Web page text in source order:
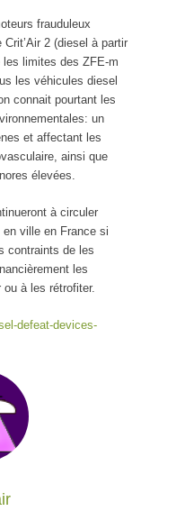
frauduleux
2 (diesel à partir
les limites des ZFE-m
les véhicules diesel
connait pourtant les
un
et affectant les
ainsi que
élevées.
à circuler
ville en France si
contraints de les
les
à les rétrofiter.
defeat-devices-